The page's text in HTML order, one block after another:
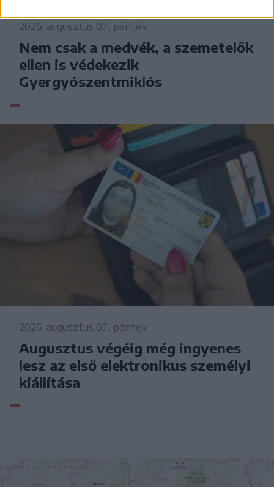
2026. augusztus 07., péntek
Nem csak a medvék, a szemetelők
ellen is védekezik
Gyergyószentmiklós
2026. augusztus 07., péntek
Augusztus végéig még ingyenes
lesz az első elektronikus személyi
kiállítása